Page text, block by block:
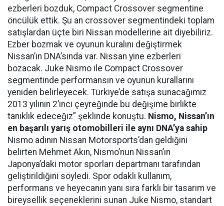
ezberleri bozduk, Compact Crossover segmentine
öncülük ettik. Şu an crossover segmentindeki toplam
satışlardan üçte biri Nissan modellerine ait diyebiliriz.
Ezber bozmak ve oyunun kuralını değiştirmek
Nissan’ın DNA’sında var. Nissan yine ezberleri
bozacak. Juke Nismo ile Compact Crossover
segmentinde performansın ve oyunun kurallarını
yeniden belirleyecek. Türkiye’de satışa sunacağımız
2013 yılının 2’inci çeyreğinde bu değişime birlikte
tanıklık edeceğiz” şeklinde konuştu. Nismo, Nissan’ın
en başarılı yarış otomobilleri ile aynı DNA’ya sahip
Nismo adının Nissan Motorsports’dan geldiğini
belirten Mehmet Akın, Nismo’nun Nissan’ın
Japonya’daki motor sporları departmanı tarafından
geliştirildiğini söyledi. Spor odaklı kullanım,
performans ve heyecanın yanı sıra farklı bir tasarım ve
bireysellik seçeneklerini sunan Juke Nismo, standart